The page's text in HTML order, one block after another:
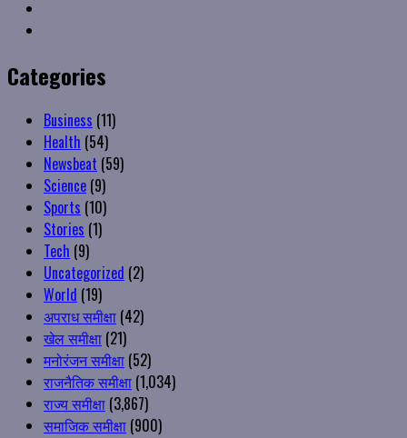
Categories
Business (11)
Health (54)
Newsbeat (59)
Science (9)
Sports (10)
Stories (1)
Tech (9)
Uncategorized (2)
World (19)
अपराध समीक्षा (42)
खेल समीक्षा (21)
मनोरंजन समीक्षा (52)
राजनैतिक समीक्षा (1,034)
राज्य समीक्षा (3,867)
समाजिक समीक्षा (900)